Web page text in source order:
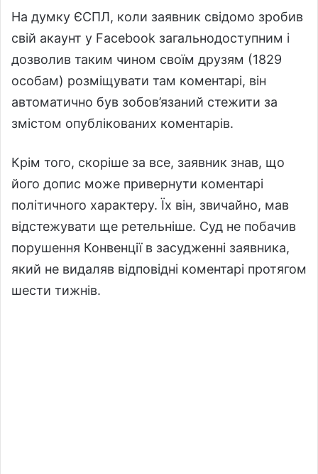
На думку ЄСПЛ, коли заявник свідомо зробив
свій акаунт у Facebook загальнодоступним і
дозволив таким чином своїм друзям (1829
особам) розміщувати там коментарі, він
автоматично був зобов’язаний стежити за
змістом опублікованих коментарів.
Крім того, скоріше за все, заявник знав, що
його допис може привернути коментарі
політичного характеру. Їх він, звичайно, мав
відстежувати ще ретельніше. Суд не побачив
порушення Конвенції в засудженні заявника,
який не видаляв відповідні коментарі протягом
шести тижнів.